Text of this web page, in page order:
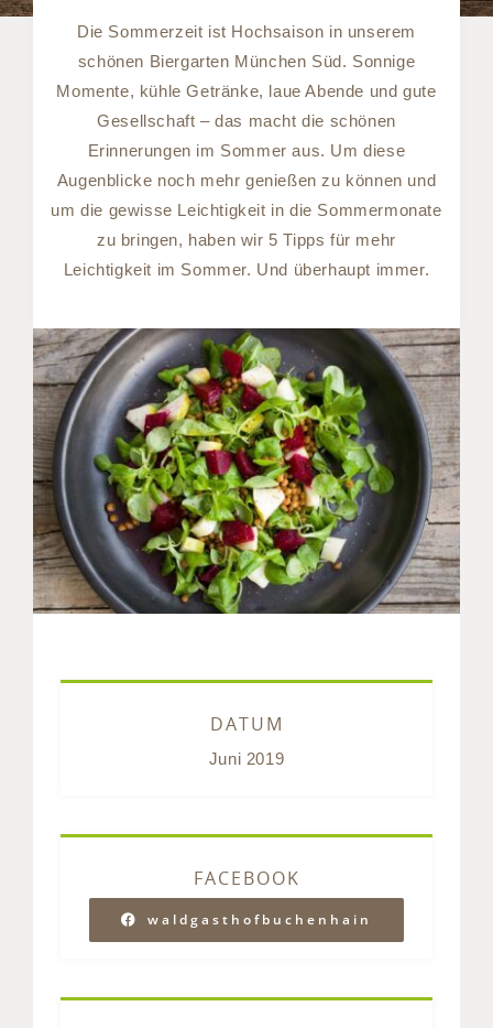
Die Sommerzeit ist Hochsaison in unserem
schönen Biergarten München Süd. Sonnige
Momente, kühle Getränke, laue Abende und gute
Gesellschaft – das macht die schönen
Erinnerungen im Sommer aus. Um diese
Augenblicke noch mehr genießen zu können und
um die gewisse Leichtigkeit in die Sommermonate
zu bringen, haben wir 5 Tipps für mehr
Leichtigkeit im Sommer. Und überhaupt immer.
DATUM
Juni 2019
FACEBOOK
waldgasthofbuchenhain